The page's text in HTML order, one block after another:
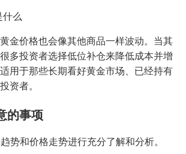
金价格也会像其他商品一样波动。当其
多投资者选择低位补仓来降低成本并增
用于那些长期看好黄金市场、已经持有
资者。
的事项
势和价格走势进行充分了解和分析。